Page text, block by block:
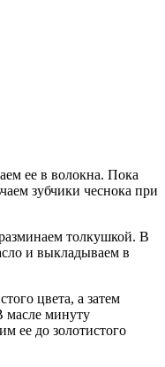
ее в волокна. Пока
зубчики чеснока при
толкушкой. В
и выкладываем в
цвета, а затем
масле минуту
ее до золотистого